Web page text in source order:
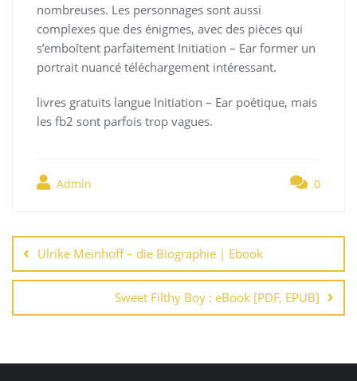
nombreuses. Les personnages sont aussi
complexes que des énigmes, avec des pièces qui
s’emboîtent parfaitement Initiation – Ear former un
portrait nuancé téléchargement intéressant.
livres gratuits langue Initiation – Ear poétique, mais
les fb2 sont parfois trop vagues.
Admin 0
de
entradas
Ulrike Meinhoff – die Biographie | Ebook
Sweet Filthy Boy : eBook [PDF, EPUB]